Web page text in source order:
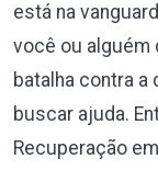
está na
você ou alguém
batalha contra a
buscar ajuda.
Recuperação